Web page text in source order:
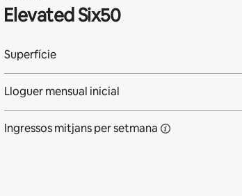
Elevated Six50
Superfície
Lloguer mensual inicial
Ingressos mitjans per setmana